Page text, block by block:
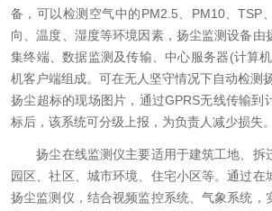
备，可以检测空气中的PM2.5、PM10、TSP
向、温度、湿度等环境因素，扬尘监测设备由
集终端、数据监测及传输、中心服务器(计算
机客户端组成。可在无人坚守情况下自动检测
扬尘超标的现场图片，通过GPRS无线传输到
标后，该系统可分级上报，为负责人减少损失。
扬尘在线监测仪主要适用于建筑工地、拆
园区、社区、城市环境、住宅小区等。通过在
扬尘监测仪，结合视频监控系统、气象系统，